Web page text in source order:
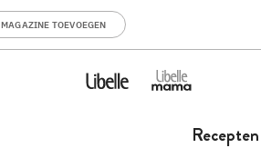
MAGAZINE TOEVOEGEN
Recepten